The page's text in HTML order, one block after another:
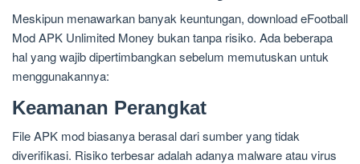
Meskipun menawarkan banyak keuntungan, download eFootball
Mod APK Unlimited Money bukan tanpa risiko. Ada beberapa
hal yang wajib dipertimbangkan sebelum memutuskan untuk
menggunakannya:
Keamanan Perangkat
File APK mod biasanya berasal dari sumber yang tidak
diverifikasi. Risiko terbesar adalah adanya malware atau virus